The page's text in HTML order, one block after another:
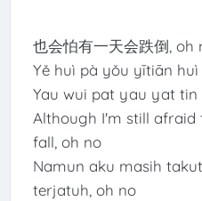
也会怕有一天会跌倒, oh
Yě huì pà yǒu yītiān
Yau wui pat yau yat
Although I'm still
fall, oh no
Namun aku masih
terjatuh, oh no